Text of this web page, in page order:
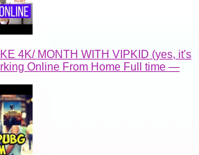
4K/ MONTH WITH VIPKID (yes, it's
Online From Home Full time —